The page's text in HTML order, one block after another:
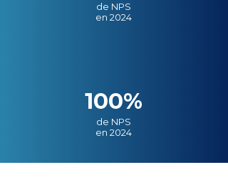
de NPS
en 2024
100%
de NPS
en 2024